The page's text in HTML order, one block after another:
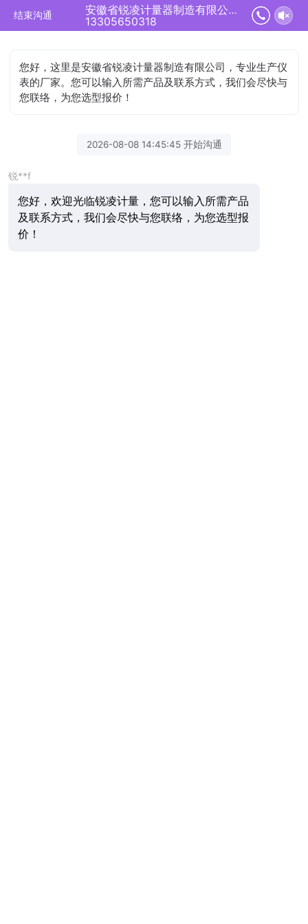
结束沟通
安徽省锐凌计量器制造有限公司正在为您服务
13305650318
您好，这里是安徽省锐凌计量器制造有限公司，专业生产仪
表的厂家。您可以输入所需产品及联系方式，我们会尽快与
您联络，为您选型报价！
2026-08-08 14:45:45 开始沟通
锐**f
您好，欢迎光临锐凌计量，您可以输入所需产品
及联系方式，我们会尽快与您联络，为您选型报
价！